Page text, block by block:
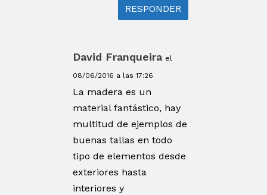
RESPONDER
David Franqueira el
08/06/2016 a las 17:26
La madera es un
material fantástico, hay
multitud de ejemplos de
buenas tallas en todo
tipo de elementos desde
exteriores hasta
interiores y